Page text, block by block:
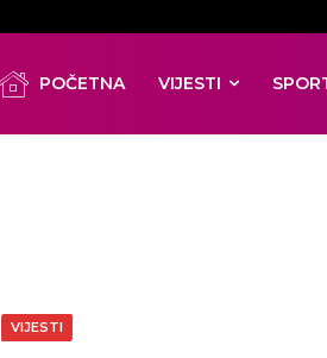
POČETNA VIJESTI
VIJESTI